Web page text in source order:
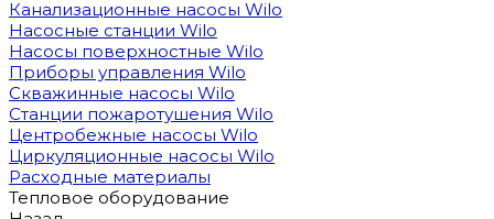
Канализационные насосы Wilo
Насосные станции Wilo
Насосы поверхностные Wilo
Приборы управления Wilo
Скважинные насосы Wilo
Станции пожаротушения Wilo
Центробежные насосы Wilo
Циркуляционные насосы Wilo
Расходные материалы
Тепловое оборудование